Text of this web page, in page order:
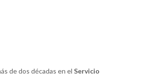
de dos décadas en el Servicio
bueno, los llamé por una avería en mi aire